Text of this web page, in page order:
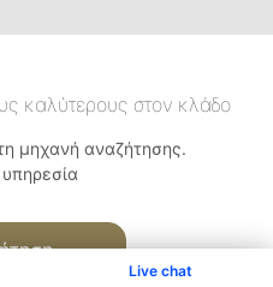
Live chat
καλύτερους στον κλάδο
μηχανή αναζήτησης.